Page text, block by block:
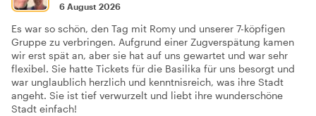
6 August 2026
Es war so schön, den Tag mit Romy und unserer 7-köpfigen
Gruppe zu verbringen. Aufgrund einer Zugverspätung kamen
wir erst spät an, aber sie hat auf uns gewartet und war sehr
flexibel. Sie hatte Tickets für die Basilika für uns besorgt und
war unglaublich herzlich und kenntnisreich, was ihre Stadt
angeht. Sie ist tief verwurzelt und liebt ihre wunderschöne
Stadt einfach!